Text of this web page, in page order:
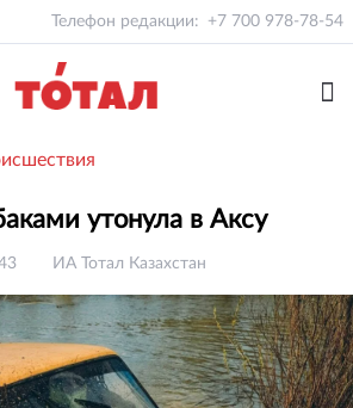
Телефон редакции: +7 700 978-78-54
утонула в Аксу
ИА Тотал Казахстан